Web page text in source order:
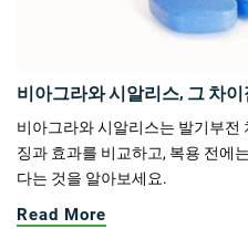
비아그라와 시알리스, 그 차
비아그라와 시알리스는 발기부전
징과 효과를 비교하고, 복용 전에
다는 것을 알아보세요.
Read More